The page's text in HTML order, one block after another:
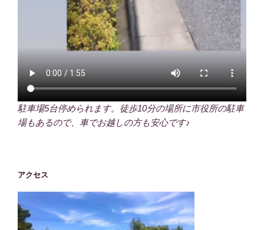
駐車場5台停められます。徒歩10分の場所に市役所の駐車
場もあるので、車でお越しの方も安心です♪
アクセス